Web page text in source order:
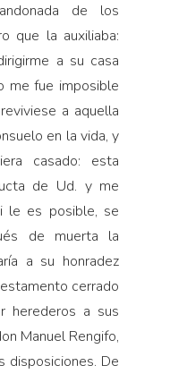
de los
que la auxiliaba:
a su casa
me fue imposible
a aquella
en la vida, y
casado: esta
de Ud. y me
le es posible, se
de muerta la
a su honradez
cerrado
herederos a sus
Manuel Rengifo,
disposiciones. De